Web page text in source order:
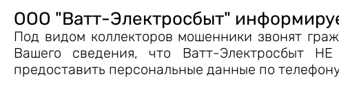
ООО "Ватт-Электросбыт"
Под видом коллекторов мошенники звонят
Вашего сведения, что Ватт-
предоставить персональные данные по